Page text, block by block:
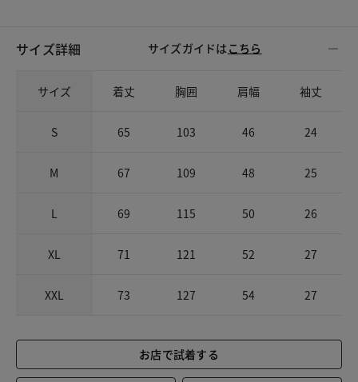
サイズ詳細 サイズガイドは こちら
サイズ 着丈 胸囲 肩幅 袖丈
S 65 103 46 24
M 67 109 48 25
L 69 115 50 26
XL 71 121 52 27
XXL 73 127 54 27
お店で試着する